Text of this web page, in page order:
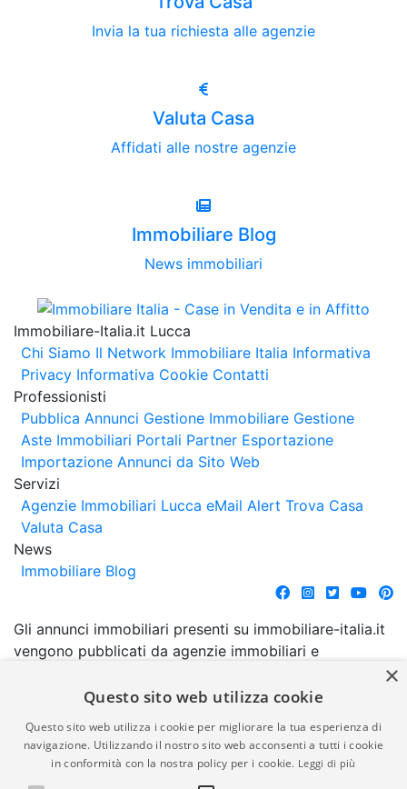
Invia la tua richiesta alle agenzie
Valuta Casa
Affidati alle nostre agenzie
Immobiliare Blog
News immobiliari
Immobiliare-Italia.it Lucca
Chi Siamo Il Network Immobiliare Italia Informativa
Privacy Informativa Cookie Contatti
Professionisti
Pubblica Annunci Gestione Immobiliare Gestione
Aste Immobiliari Portali Partner Esportazione
Importazione Annunci da Sito Web
Servizi
Agenzie Immobiliari Lucca eMail Alert Trova Casa
Valuta Casa
News
Immobiliare Blog
Gli annunci immobiliari presenti su immobiliare-italia.it
vengono pubblicati da agenzie immobiliari e
comporta l'approvazione o l'avallo da parte di
garanzia da parte di quest'ultima. immobiliare-italia.it
quindi non è responsabile della veridicità, della
correttezza, della completezza, della normativa in
×
Questo sito web utilizza cookie
Questo sito web utilizza i cookie per migliorare la tua esperienza di
navigazione. Utilizzando il nostro sito web acconsenti a tutti i cookie
in conformità con la nostra policy per i cookie. Leggi di più